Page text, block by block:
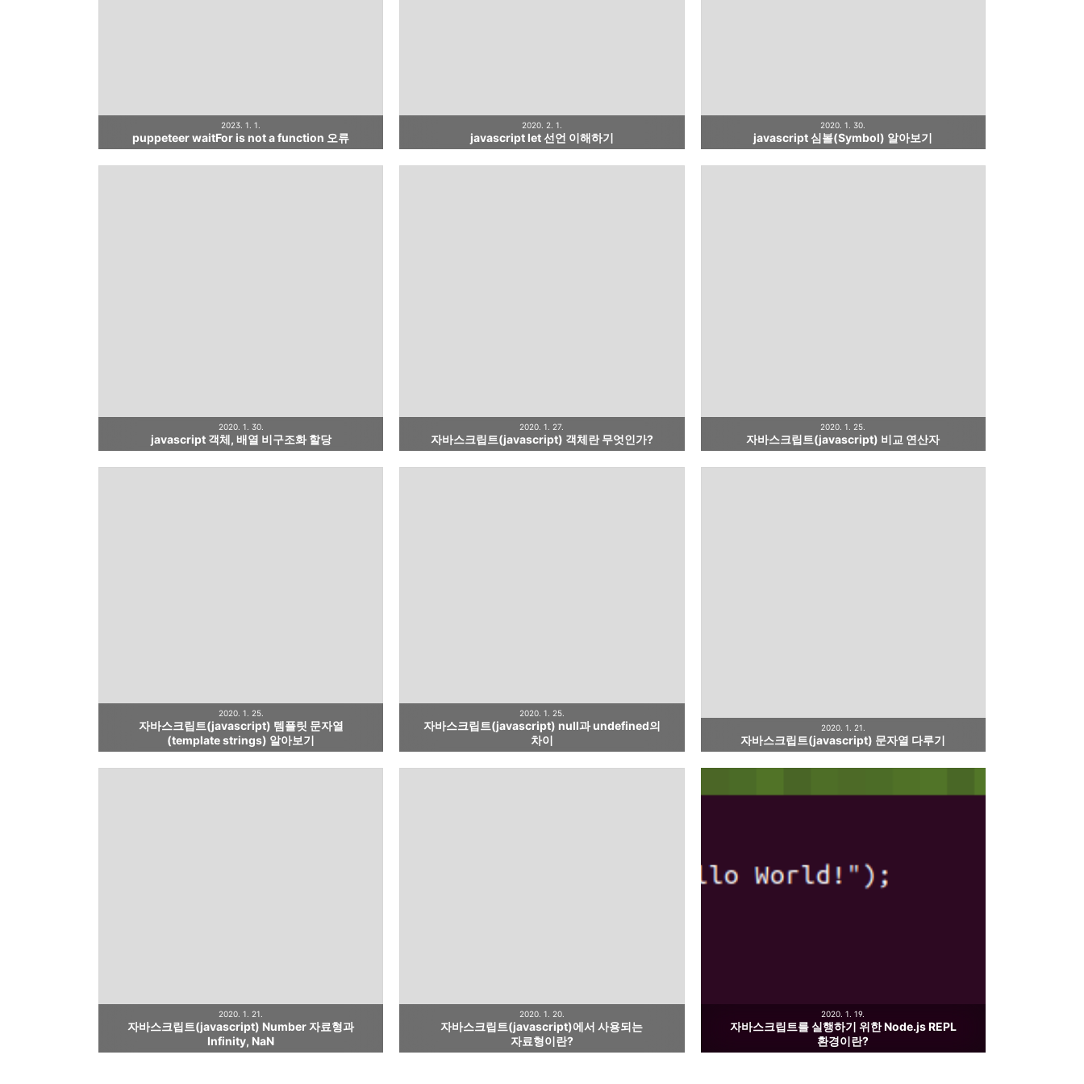
puppeteer waitFor is not a function 오류
2023. 1. 1.
javascript let 선언 이해하기
2020. 2. 1.
javascript 심볼(Symbol) 알아보기
2020. 1. 30.
javascript 객체, 배열 비구조화 할당
2020. 1. 30.
자바스크립트(javascript) 객체란 무엇인가?
2020. 1. 27.
자바스크립트(javascript) 비교 연산자
2020. 1. 25.
자바스크립트(javascript) 템플릿 문자열
(template strings) 알아보기
2020. 1. 25.
자바스크립트(javascript) null과 undefined의
차이
2020. 1. 25.
자바스크립트(javascript) 문자열 다루기
2020. 1. 21.
자바스크립트(javascript) Number 자료형과
Infinity, NaN
2020. 1. 21.
자바스크립트(javascript)에서 사용되는
자료형이란?
2020. 1. 20.
자바스크립트를 실행하기 위한 Node.js REPL
환경이란?
2020. 1. 19.